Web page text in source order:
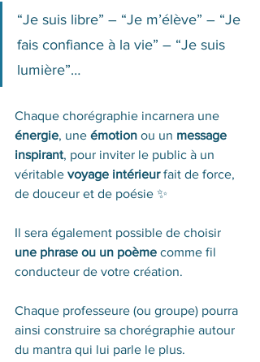
“Je suis libre” – “Je m’élève” – “Je
fais confiance à la vie” – “Je suis
lumière”…
Chaque chorégraphie incarnera une
énergie, une émotion ou un message
inspirant, pour inviter le public à un
véritable voyage intérieur fait de force,
de douceur et de poésie ✨
Il sera également possible de choisir
une phrase ou un poème comme fil
conducteur de votre création.
Chaque professeure (ou groupe) pourra
ainsi construire sa chorégraphie autour
du mantra qui lui parle le plus.